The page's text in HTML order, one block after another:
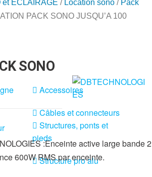
Accessoires
Câbles et connecteurs
Structures, ponts et
pieds
Structure pro alu
et ÉCLAIRAGE / Location sono / Pack
PACK SONO JUSQU’A 100
SONO
:Enceinte active large bande 2
600W RMS par enceinte.